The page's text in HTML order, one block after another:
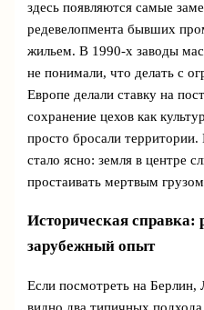
здесь появляются самые
редевелопмента бывших
жильем. В 1990‑х заводы
не понимали, что делать с
Европе делали ставку на
сохранение цехов как
просто бросали территории.
стало ясно: земля в центре
простаивать мертвым
Историческая справка:
зарубежный опыт
Если посмотреть на Берлин,